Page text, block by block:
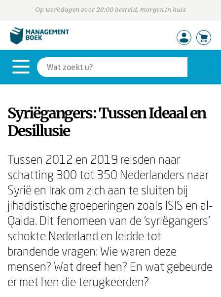
Op werkdagen voor 23:00 besteld, morgen in huis
Syriëgangers: Tussen Ideaal en
Desillusie
Tussen 2012 en 2019 reisden naar
schatting 300 tot 350 Nederlanders naar
Syrië en Irak om zich aan te sluiten bij
jihadistische groeperingen zoals ISIS en al-
Qaida. Dit fenomeen van de 'syriëgangers'
schokte Nederland en leidde tot
brandende vragen: Wie waren deze
mensen? Wat dreef hen? En wat gebeurde
er met hen die terugkeerden?